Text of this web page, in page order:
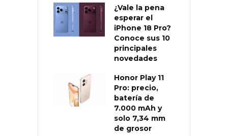
¿Vale la pena
esperar el
iPhone 18 Pro?
Conoce sus 10
principales
novedades
Honor Play 11
Pro: precio,
batería de
7.000 mAh y
solo 7,34 mm
de grosor